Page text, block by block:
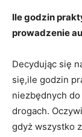
Ile godzin
prowadzenie
Decydując się
się,ile godzin⁢
niezbędnych
drogach.⁢
gdyż wszystko